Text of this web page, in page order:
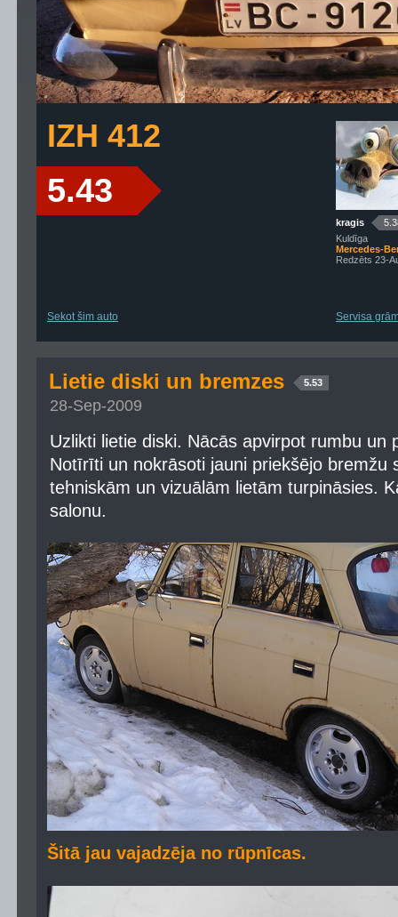
IZH 412
5.43
Sekot šim auto
kragis
Kuldīga
Mercedes-
Redzēts 23-
Servisa
Lietie diski un bremzes 5.53
28-Sep-2009
Uzlikti lietie diski. Nācās apvirpot rumbu un
Notīrīti un nokrāsoti jauni priekšējo bremžu
tehniskām un vizuālām lietām turpināsies.
salonu.
Šitā jau vajadzēja no rūpnīcas.